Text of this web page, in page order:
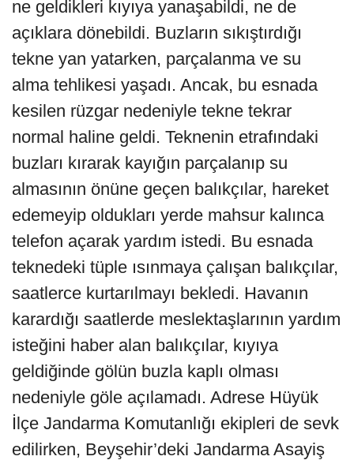
ne geldikleri kıyıya yanaşabildi, ne de
açıklara dönebildi. Buzların sıkıştırdığı
tekne yan yatarken, parçalanma ve su
alma tehlikesi yaşadı. Ancak, bu esnada
kesilen rüzgar nedeniyle tekne tekrar
normal haline geldi. Teknenin etrafındaki
buzları kırarak kayığın parçalanıp su
almasının önüne geçen balıkçılar, hareket
edemeyip oldukları yerde mahsur kalınca
telefon açarak yardım istedi. Bu esnada
teknedeki tüple ısınmaya çalışan balıkçılar,
saatlerce kurtarılmayı bekledi. Havanın
karardığı saatlerde meslektaşlarının yardım
isteğini haber alan balıkçılar, kıyıya
geldiğinde gölün buzla kaplı olması
nedeniyle göle açılamadı. Adrese Hüyük
İlçe Jandarma Komutanlığı ekipleri de sevk
edilirken, Beyşehir’deki Jandarma Asayiş